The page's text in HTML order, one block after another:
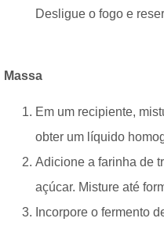
Desligue o fogo e
Massa
Em um recipiente,
obter um líquido
Adicione a farinha de
açúcar. Misture até
Incorpore o fermento